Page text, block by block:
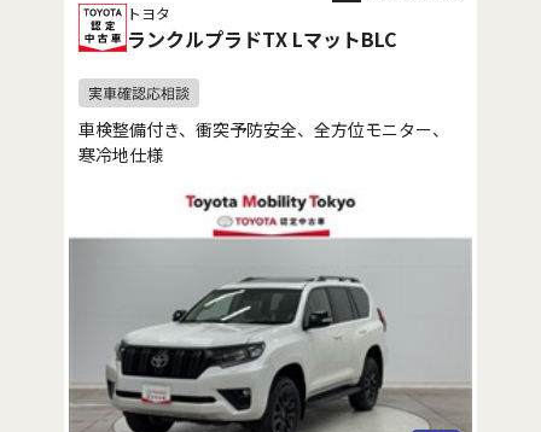
トヨタ
ランクルプラドTX LマットBLC
車検整備付き、衝突予防安全、全方位モニター、
寒冷地仕様